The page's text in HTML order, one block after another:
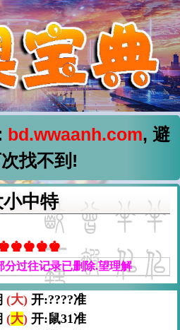
bd.wwaanh.com, 避
找不到!
小中特
分过往记录已删除.望理解
(大)开:????准
(大)开:鼠31准